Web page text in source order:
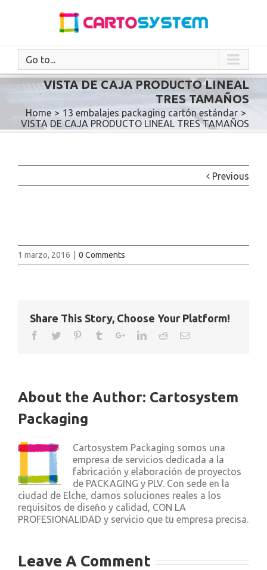
Go to...
VISTA DE CAJA PRODUCTO LINEAL
TRES TAMAÑOS
Home > 13 embalajes packaging cartón estándar >
VISTA DE CAJA PRODUCTO LINEAL TRES TAMAÑOS
Previous
1 marzo, 2016 0 Comments
Share This Story, Choose Your Platform!
About the Author: Cartosystem
Packaging
Cartosystem Packaging somos una
empresa de servicios dedicada a la
fabricación y elaboración de proyectos
de PACKAGING y PLV. Con sede en la
ciudad de Elche, damos soluciones reales a los
requisitos de diseño y calidad, CON LA
PROFESIONALIDAD y servicio que tu empresa precisa.
Leave A Comment